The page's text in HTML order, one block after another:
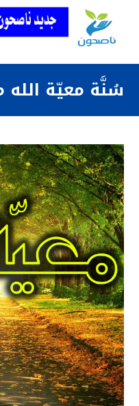
سُنَّة معيّة الله